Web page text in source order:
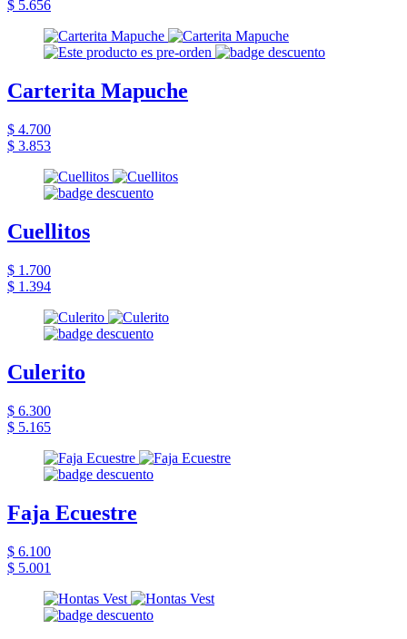
$ 5.656
Carterita Mapuche
$ 4.700
$ 3.853
Cuellitos
$ 1.700
$ 1.394
Culerito
$ 6.300
$ 5.165
Faja Ecuestre
$ 6.100
$ 5.001